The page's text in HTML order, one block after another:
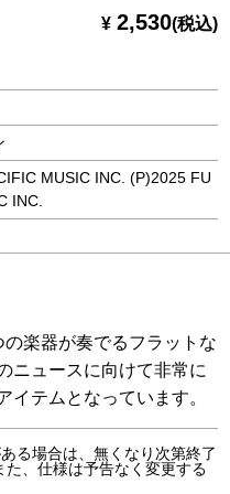
¥ 2,530(税込)
MUSIC INC. (P)2025 FU
INC.
楽器が奏でるフラットな
ニュースに向けて非常に
イテムとなっています。
る場合は、無くなり次第終了
た、仕様は予告なく変更する